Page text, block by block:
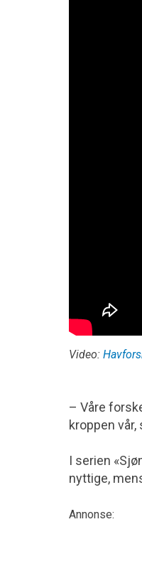
Video:
– Våre
kroppen vår,
I serien
nyttige,
Annonse: